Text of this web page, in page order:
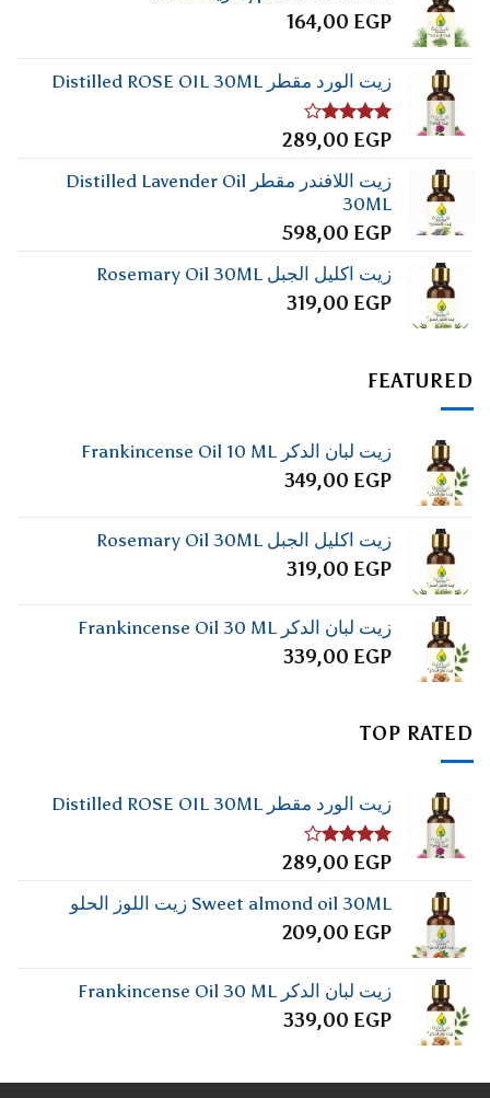
164,00 EGP
زيت الورد مقطر Distilled ROSE OIL 30ML
تم
من
5
289,00 EGP
زيت اللافندر مقطر Distilled Lavender Oil
30ML
598,00 EGP
زيت اكليل الجبل Rosemary Oil 30ML
319,00 EGP
FEATURED
زيت لبان الدكر Frankincense Oil 10 ML
349,00 EGP
زيت اكليل الجبل Rosemary Oil 30ML
319,00 EGP
زيت لبان الدكر Frankincense Oil 30 ML
339,00 EGP
TOP RATED
زيت الورد مقطر Distilled ROSE OIL 30ML
تم
4.00من
5
289,00 EGP
Sweet almond oil 30ML زيت اللوز الحلو
209,00 EGP
زيت لبان الدكر Frankincense Oil 30 ML
339,00 EGP